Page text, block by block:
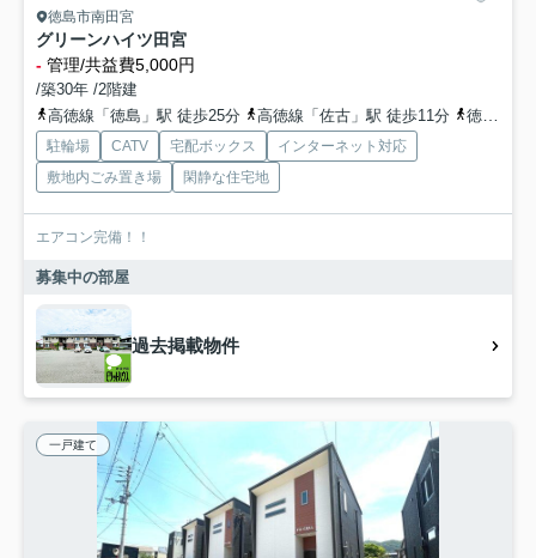
徳島市南田宮
グリーンハイツ田宮
- 管理/共益費5,000円
/築30年 /2階建
高徳線「徳島」駅 徒歩25分
高徳線「佐古」駅 徒歩11分 徳島線「蔵本」駅 徒歩33分
駐輪場 CATV 宅配ボックス
インターネット対応
敷地内ごみ置き場
閑静な住宅地
エアコン完備！！
募集中の部屋
過去掲載物件
一戸建て